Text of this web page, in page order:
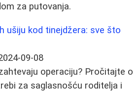
za putovanja.
ušiju kod tinejdžera: sve što
09-08
operaciju? Pročitajte o
za saglasnošću roditelja i